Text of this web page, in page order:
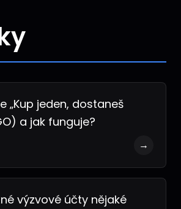
„Kup jeden, dostaneš
a jak funguje?
→
výzvové účty nějaké